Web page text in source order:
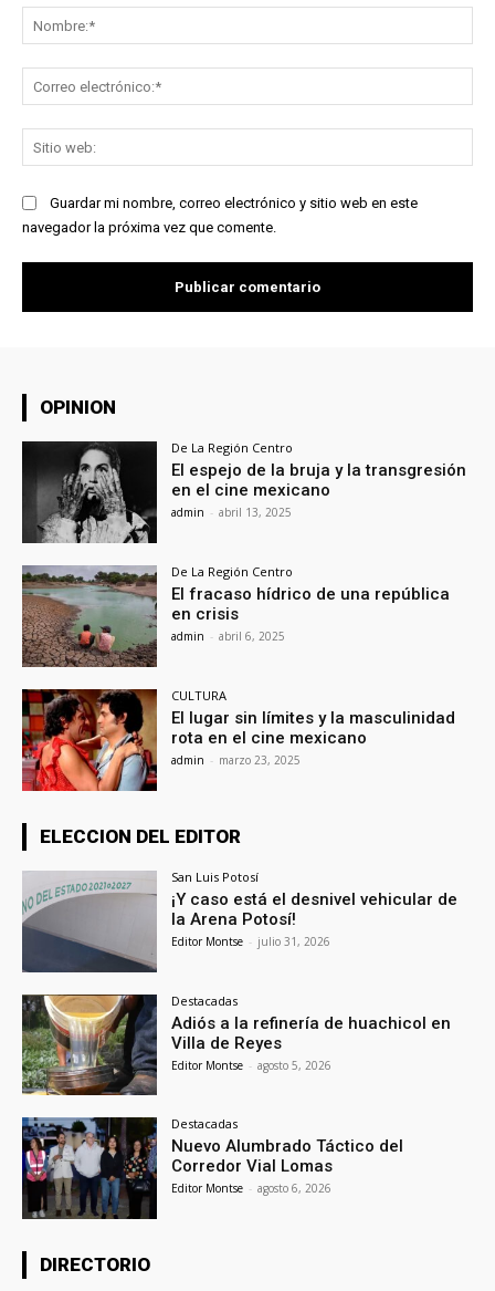
Guardar mi nombre, correo electrónico y sitio web en este
navegador la próxima vez que comente.
OPINION
De La Región Centro
El espejo de la bruja y la transgresión
en el cine mexicano
admin - abril 13, 2025
De La Región Centro
El fracaso hídrico de una república
en crisis
admin - abril 6, 2025
CULTURA
El lugar sin límites y la masculinidad
rota en el cine mexicano
admin - marzo 23, 2025
ELECCION DEL EDITOR
San Luis Potosí
¡Y caso está el desnivel vehicular de
la Arena Potosí!
Editor Montse - julio 31, 2026
Destacadas
Adiós a la refinería de huachicol en
Villa de Reyes
Editor Montse - agosto 5, 2026
Destacadas
Nuevo Alumbrado Táctico del
Corredor Vial Lomas
Editor Montse - agosto 6, 2026
DIRECTORIO